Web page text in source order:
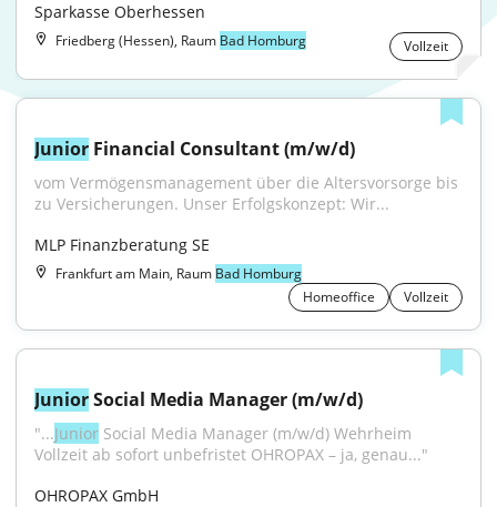
Sparkasse Oberhessen
Friedberg (Hessen), Raum Bad Homburg Vollzeit
Junior Financial Consultant (m/w/d)
vom Vermögensmanagement über die Altersvorsorge bis
zu Versicherungen. Unser Erfolgskonzept: Wir...
MLP Finanzberatung SE
Frankfurt am Main, Raum Bad Homburg
Homeoffice
Vollzeit
Junior Social Media Manager (m/w/d)
"...Junior Social Media Manager (m/w/d) Wehrheim
Vollzeit ab sofort unbefristet OHROPAX – ja, genau..."
OHROPAX GmbH